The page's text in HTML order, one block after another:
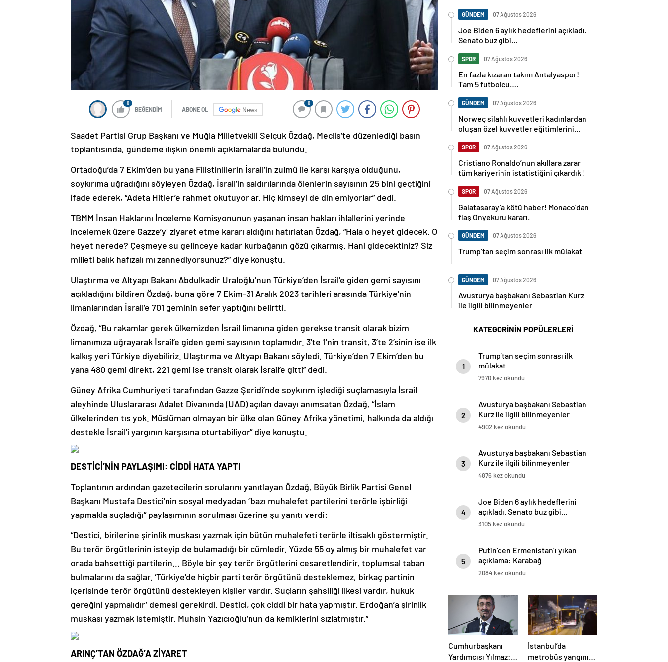
0
BEĞENDİM ABONE OL News
0
Saadet Partisi Grup Başkanı ve Muğla Milletvekili Selçuk Özdağ, Meclis’te düzenlediği basın
toplantısında, gündeme ilişkin önemli açıklamalarda bulundu.
Ortadoğu’da 7 Ekim’den bu yana Filistinlilerin İsrail’in zulmü ile karşı karşıya olduğunu,
soykırıma uğradığını söyleyen Özdağ, İsrail’in saldırılarında ölenlerin sayısının 25 bini geçtiğini
ifade ederek, “Adeta Hitler’e rahmet okutuyorlar. Hiç kimseyi de dinlemiyorlar” dedi.
TBMM İnsan Haklarını İnceleme Komisyonunun yaşanan insan hakları ihlallerini yerinde
incelemek üzere Gazze’yi ziyaret etme kararı aldığını hatırlatan Özdağ, “Hala o heyet gidecek. O
heyet nerede? Çeşmeye su gelinceye kadar kurbağanın gözü çıkarmış. Hani gidecektiniz? Siz
milleti balık hafızalı mı zannediyorsunuz?” diye konuştu.
Ulaştırma ve Altyapı Bakanı Abdulkadir Uraloğlu’nun Türkiye’den İsrail’e giden gemi sayısını
açıkladığını bildiren Özdağ, buna göre 7 Ekim-31 Aralık 2023 tarihleri arasında Türkiye’nin
limanlarından İsrail’e 701 geminin sefer yaptığını belirtti.
Özdağ, “Bu rakamlar gerek ülkemizden İsrail limanına giden gerekse transit olarak bizim
limanımıza uğrayarak İsrail’e giden gemi sayısının toplamıdır. 3’te 1’nin transit, 3’te 2’sinin ise ilk
kalkış yeri Türkiye diyebiliriz. Ulaştırma ve Altyapı Bakanı söyledi. Türkiye’den 7 Ekim’den bu
yana 480 gemi direkt, 221 gemi ise transit olarak İsrail’e gitti” dedi.
Güney Afrika Cumhuriyeti tarafından Gazze Şeridi’nde soykırım işlediği suçlamasıyla İsrail
aleyhinde Uluslararası Adalet Divanında (UAD) açılan davayı anımsatan Özdağ, “İslam
ülkelerinden tıs yok. Müslüman olmayan bir ülke olan Güney Afrika yönetimi, halkında da aldığı
destekle İsrail’i yargının karşısına oturtabiliyor” diye konuştu.
DESTİCİ’NİN PAYLAŞIMI: CİDDİ HATA YAPTI
Toplantının ardından gazetecilerin sorularını yanıtlayan Özdağ, Büyük Birlik Partisi Genel
Başkanı Mustafa Destici’nin sosyal medyadan “bazı muhalefet partilerini terörle işbirliği
yapmakla suçladığı” paylaşımının sorulması üzerine şu yanıtı verdi:
“Destici, birilerine şirinlik muskası yazmak için bütün muhalefeti terörle iltisaklı göstermiştir.
Bu terör örgütlerinin isteyip de bulamadığı bir cümledir. Yüzde 55 oy almış bir muhalefet var
orada bahsettiği partilerin… Böyle bir şey terör örgütlerini cesaretlendirir, toplumsal taban
bulmalarını da sağlar. ‘Türkiye’de hiçbir parti terör örgütünü desteklemez, birkaç partinin
içerisinde terör örgütünü destekleyen kişiler vardır. Suçların şahsiliği ilkesi vardır, hukuk
gereğini yapmalıdır’ demesi gerekirdi. Destici, çok ciddi bir hata yapmıştır. Erdoğan’a şirinlik
muskası yazmak istemiştir. Muhsin Yazıcıoğlu’nun da kemiklerini sızlatmıştır.”
ARINÇ’TAN ÖZDAĞ’A ZİYARET
GÜNDEM 07 Ağustos 2026
Joe Biden 6 aylık hedeflerini açıkladı.
Senato buz gibi…
SPOR 07 Ağustos 2026
En fazla kızaran takım Antalyaspor!
Tam 5 futbolcu….
GÜNDEM 07 Ağustos 2026
Norweç silahlı kuvvetleri kadınlardan
oluşan özel kuvvetler eğitimlerini
SPOR 07 Ağustos 2026
Cristiano Ronaldo’nun akıllara zarar
tüm kariyerinin istatistiğini çıkardık !
SPOR 07 Ağustos 2026
Galatasaray’a kötü haber! Monaco’dan
flaş Onyekuru kararı.
GÜNDEM 07 Ağustos 2026
Trump’tan seçim sonrası ilk mülakat
GÜNDEM 07 Ağustos 2026
Avusturya başbakanı Sebastian Kurz
ile ilgili bilinmeyenler
KATEGORİNİN POPÜLERLERİ
1
Trump’tan seçim sonrası ilk
mülakat
7970 kez okundu
2
Avusturya başbakanı Sebastian
Kurz ile ilgili bilinmeyenler
4902 kez okundu
3
Avusturya başbakanı Sebastian
Kurz ile ilgili bilinmeyenler
4876 kez okundu
4
Joe Biden 6 aylık hedeflerini
açıkladı. Senato buz gibi…
3105 kez okundu
5
Putin’den Ermenistan’ı yıkan
açıklama: Karabağ
Azerbaycan’ın ayrılmaz bir
2084 kez okundu
Cumhurbaşkanı
Yardımcısı Yılmaz:
İstanbul’da
metrobüs yangını: